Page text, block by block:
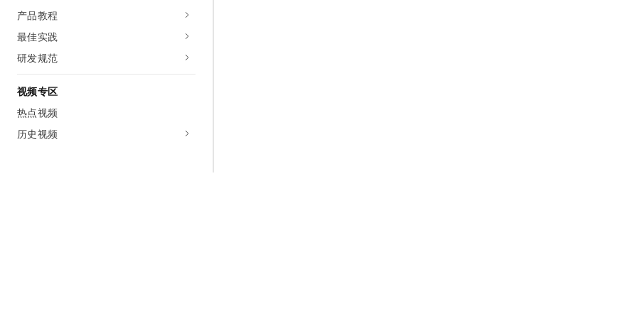
产品教程
最佳实践
研发规范
视频专区
热点视频
历史视频